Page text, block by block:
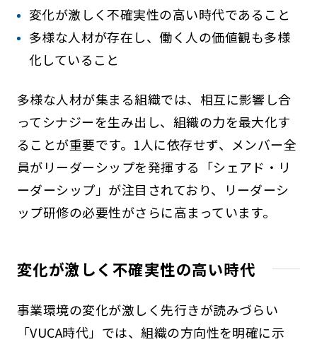
変化が激しく不確実性の高い時代であること
多様な人材が存在し、働く人の価値観も多様
化していること
多様な人材が集まる組織では、相互に影響し合
ってシナジーを生み出し、組織の力を最大化す
ることが重要です。1人に依存せず、メンバー全
員がリーダーシップを発揮する「シェアド・リ
ーダーシップ」が注目されており、リーダーシ
ップ研修の必要性がさらに高まっています。
変化が激しく不確実性の高い時代
事業環境の変化が激しく先行きが読みづらい
「VUCA時代」では、組織の方向性を明確に示